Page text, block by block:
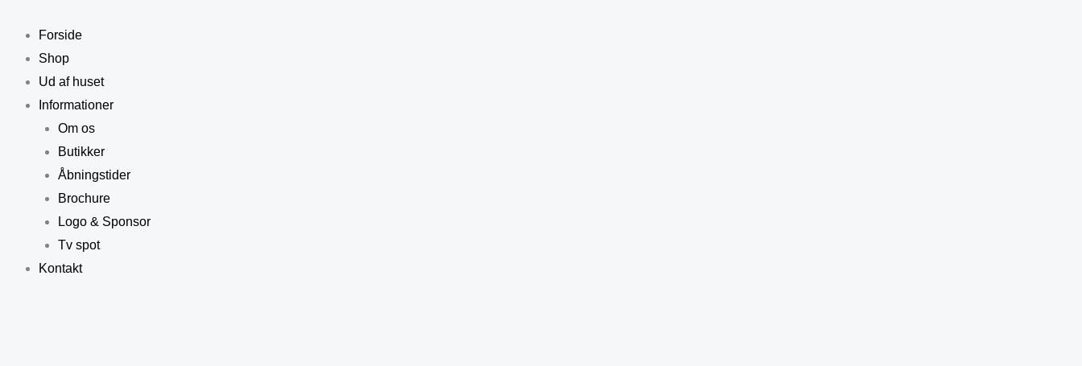
indholdet
Forside
Shop
Ud af huset
Informationer
Om os
Butikker
Åbningstider
Brochure
Logo & Sponsor
Tv spot
Kontakt